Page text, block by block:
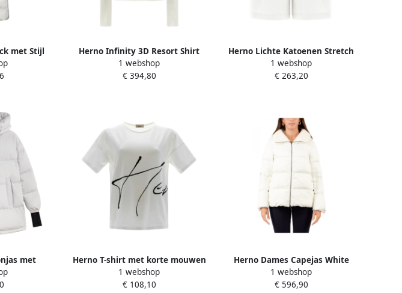
met Stijl
Herno Infinity 3D Resort Shirt
White Dames
1 webshop
€ 394,80
Herno Lichte Katoenen Stretch
Shorts White Dames
1 webshop
€ 263,20
met
White
Herno T-shirt met korte mouwen
en 3D-print White Dames
1 webshop
€ 108,10
Herno Dames Capejas White
Dames
1 webshop
€ 596,90